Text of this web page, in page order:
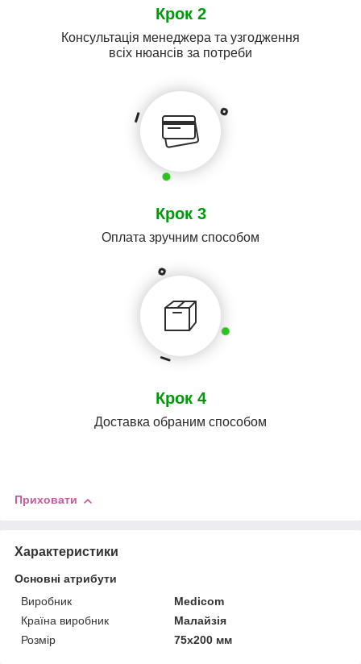
Крок 2
Консультація менеджера та узгодження
всіх нюансів за потреби
Крок 3
Оплата зручним способом
Крок 4
Доставка обраним способом
Приховати
Характеристики
Основні атрибути
Виробник
Medicom
Країна виробник
Малайзія
Розмір
75х200 мм